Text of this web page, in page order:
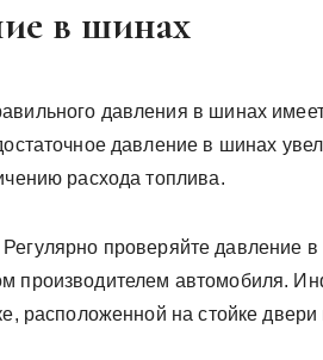
в шинах
давления в шинах
давление в шинах
расхода топлива.
Регулярно проверяйте давление
производителем автомобиля.
расположенной на стойке